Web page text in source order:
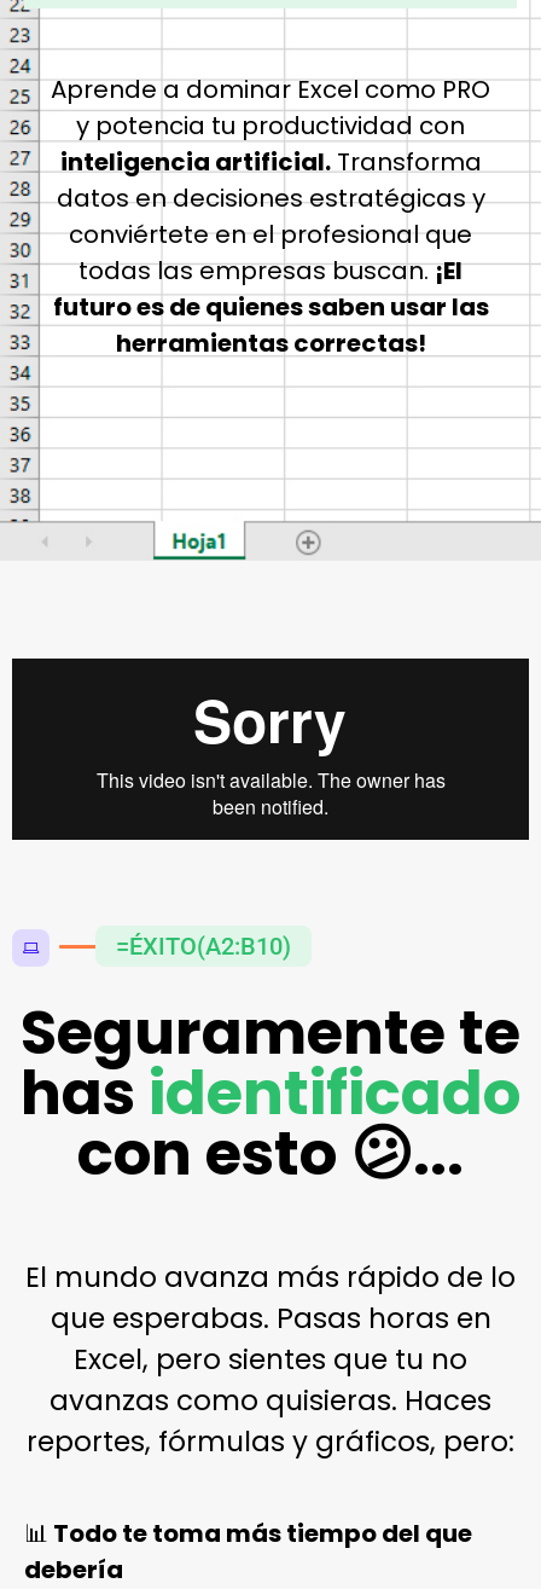
Aprende a dominar Excel como PRO
y potencia tu productividad con
inteligencia artificial.Transforma
datos en decisiones estratégicas y
conviértete en el profesional que
todas las empresas buscan.¡El
futuro es de quienes saben usar las
herramientas correctas!
=ÉXITO(A2:B10)
Seguramente te
has identificado
con esto 😕...
El mundo avanza más rápido de lo
que esperabas. Pasas horas en
Excel, pero sientes que tu no
avanzas como quisieras. Haces
reportes, fórmulas y gráficos, pero:
📊 Todo te toma más tiempo del que
debería